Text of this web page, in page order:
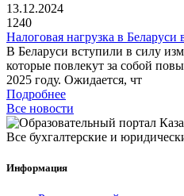
13.12.2024
1240
Налоговая нагрузка в Беларуси
В Беларуси вступили в силу
которые повлекут за собой
2025 году. Ожидается, чт
Подробнее
Все новости
Все бухгалтерские и
Информация